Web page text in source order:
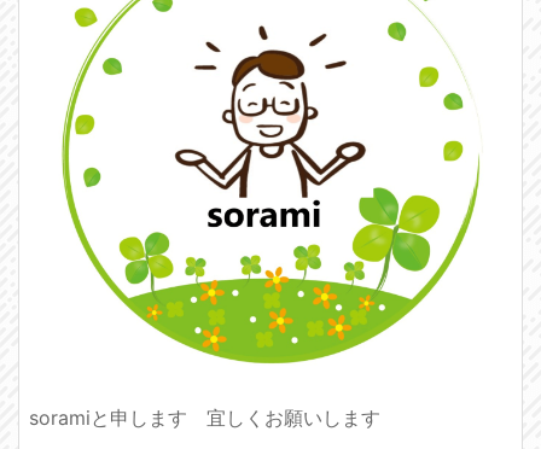
soramiと申します 宜しくお願いします